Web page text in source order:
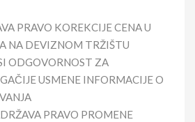
PRAVO KOREKCIJE CENA U
NA DEVIZNOM TRŽIŠTU
ODGOVORNOST ZA
USMENE INFORMACIJE O
PRAVO PROMENE